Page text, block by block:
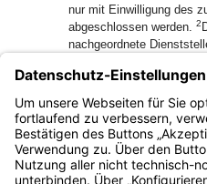
nur mit Einwilligung des
abgeschlossen werden. 2
nachgeordnete
sowie in Fällen, für die
(2) Andere Regelungen in
unberührt.
Bayern.de